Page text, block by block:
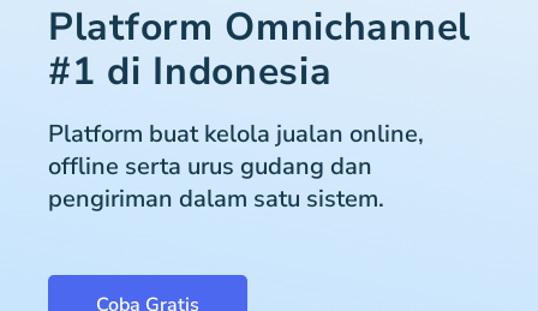
Platform Omnichannel
#1 di Indonesia
Platform buat kelola jualan online,
offline serta urus gudang dan
pengiriman dalam satu sistem.
Coba Gratis